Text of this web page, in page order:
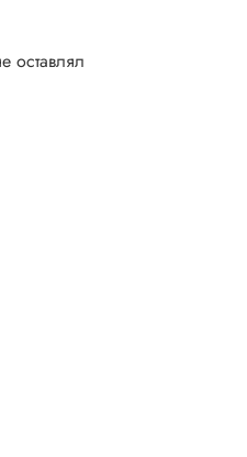
оставлял